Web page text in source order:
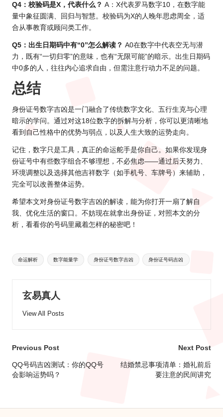
Q4：校验码是X，代表什么？ A：X代表罗马数字10，在数字能
量中象征圆满、回归与智慧。校验码为X的人晚年思虑周全，适
合从事教育或顾问类工作。
Q5：出生日期码中有“0”怎么解读？ A0在数字中代表空无与潜
力，既有“一切归零”的意味，也有“无限可能”的暗示。出生日期码
中0多的人，往往内心追求自由，但需注意行动力不足的问题。
总结
身份证号数字吉凶是一门融合了传统数字文化、五行生克与心理
暗示的学问。通过对这18位数字的拆解与分析，你可以更清晰地
看到自己性格中的优势与弱点，以及人生大致的运势走向。
记住，数字只是工具，真正的命运舵手是你自己。如果你发现身
份证号中有些数字组合不够理想，不必焦虑——通过后天努力、
环境调整以及选择其他吉祥数字（如手机号、车牌号）来辅助，
完全可以改善整体运势。
希望本文对身份证号数字吉凶的解读，能为你打开一扇了解自
我、优化生活的窗口。不妨现在就拿出身份证，对照本文的分
析，看看你的号码里藏着怎样的秘密吧！
Tags:
命运解析 数字能量学 身份证号数字吉凶 身份证号码吉凶
玄易真人
View All Posts
Post
navigation
Previous Post
QQ号码吉凶测试：你的QQ号
会影响运势吗？
Next Post
结婚禁忌事项清单：婚礼前后
要注意的民间讲究